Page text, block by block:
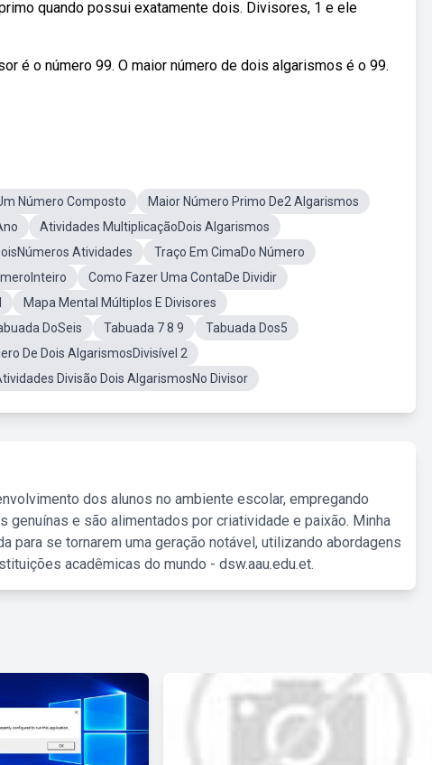
quando possui exatamente dois. Divisores, 1 e ele
é o número 99. O maior número de dois algarismos é o 99.
Número Composto
Maior Número Primo De2 Algarismos
Atividades MultiplicaçãoDois Algarismos
Atividades
Traço Em CimaDo Número
Como Fazer Uma ContaDe Dividir
Mapa Mental Múltiplos E Divisores
DoSeis Tabuada 7 8 9
Tabuada Dos5
De Dois AlgarismosDivisível 2
Divisão Dois AlgarismosNo Divisor
dos alunos no ambiente escolar, empregando
e são alimentados por criatividade e paixão. Minha
para se tornarem uma geração notável, utilizando abordagens
acadêmicas do mundo - dsw.aau.edu.et.